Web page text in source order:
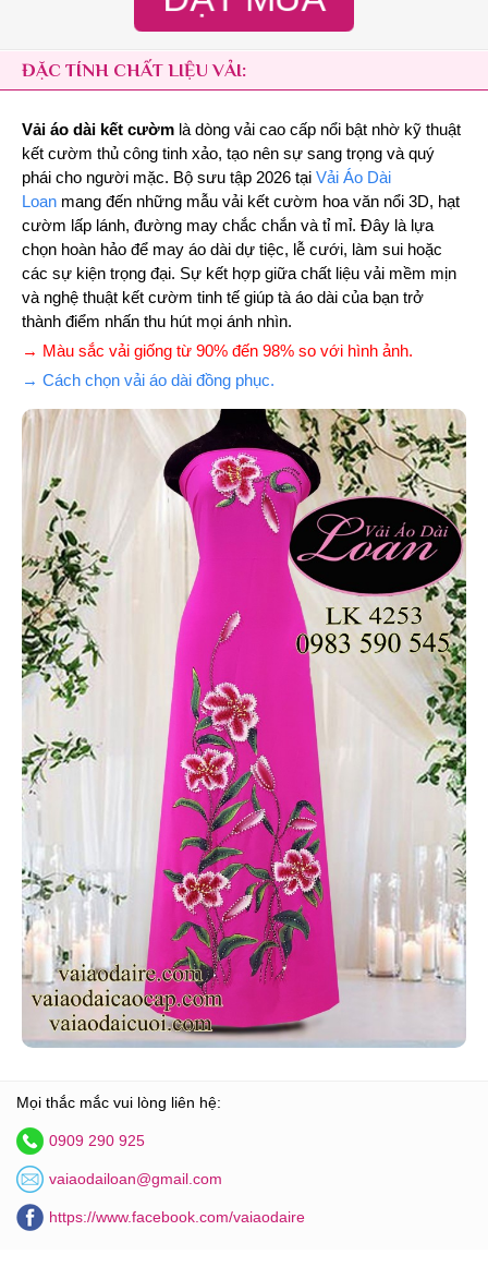
ĐẶC TÍNH CHẤT LIỆU VẢI:
Vải áo dài kết cườm là dòng vải cao cấp nổi bật nhờ kỹ thuật
kết cườm thủ công tinh xảo, tạo nên sự sang trọng và quý
phái cho người mặc. Bộ sưu tập 2026 tại Vải Áo Dài
Loan mang đến những mẫu vải kết cườm hoa văn nổi 3D, hạt
cườm lấp lánh, đường may chắc chắn và tỉ mỉ. Đây là lựa
chọn hoàn hảo để may áo dài dự tiệc, lễ cưới, làm sui hoặc
các sự kiện trọng đại. Sự kết hợp giữa chất liệu vải mềm mịn
và nghệ thuật kết cườm tinh tế giúp tà áo dài của bạn trở
thành điểm nhấn thu hút mọi ánh nhìn.
→ Màu sắc vải giống từ 90% đến 98% so với hình ảnh.
→ Cách chọn vải áo dài đồng phục.
Mọi thắc mắc vui lòng liên hệ:
0909 290 925
vaiaodailoan@gmail.com
https://www.facebook.com/vaiaodaire